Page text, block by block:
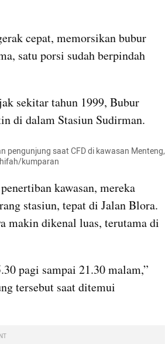
cepat, memorsikan bubur
satu porsi sudah berpindah
sekitar tahun 1999, Bubur
di dalam Stasiun Sudirman.
pengunjung saat CFD di kawasan Menteng,
kumparan
kawasan, mereka
stasiun, tepat di Jalan Blora.
makin dikenal luas, terutama di
pagi sampai 21.30 malam,”
tersebut saat ditemui